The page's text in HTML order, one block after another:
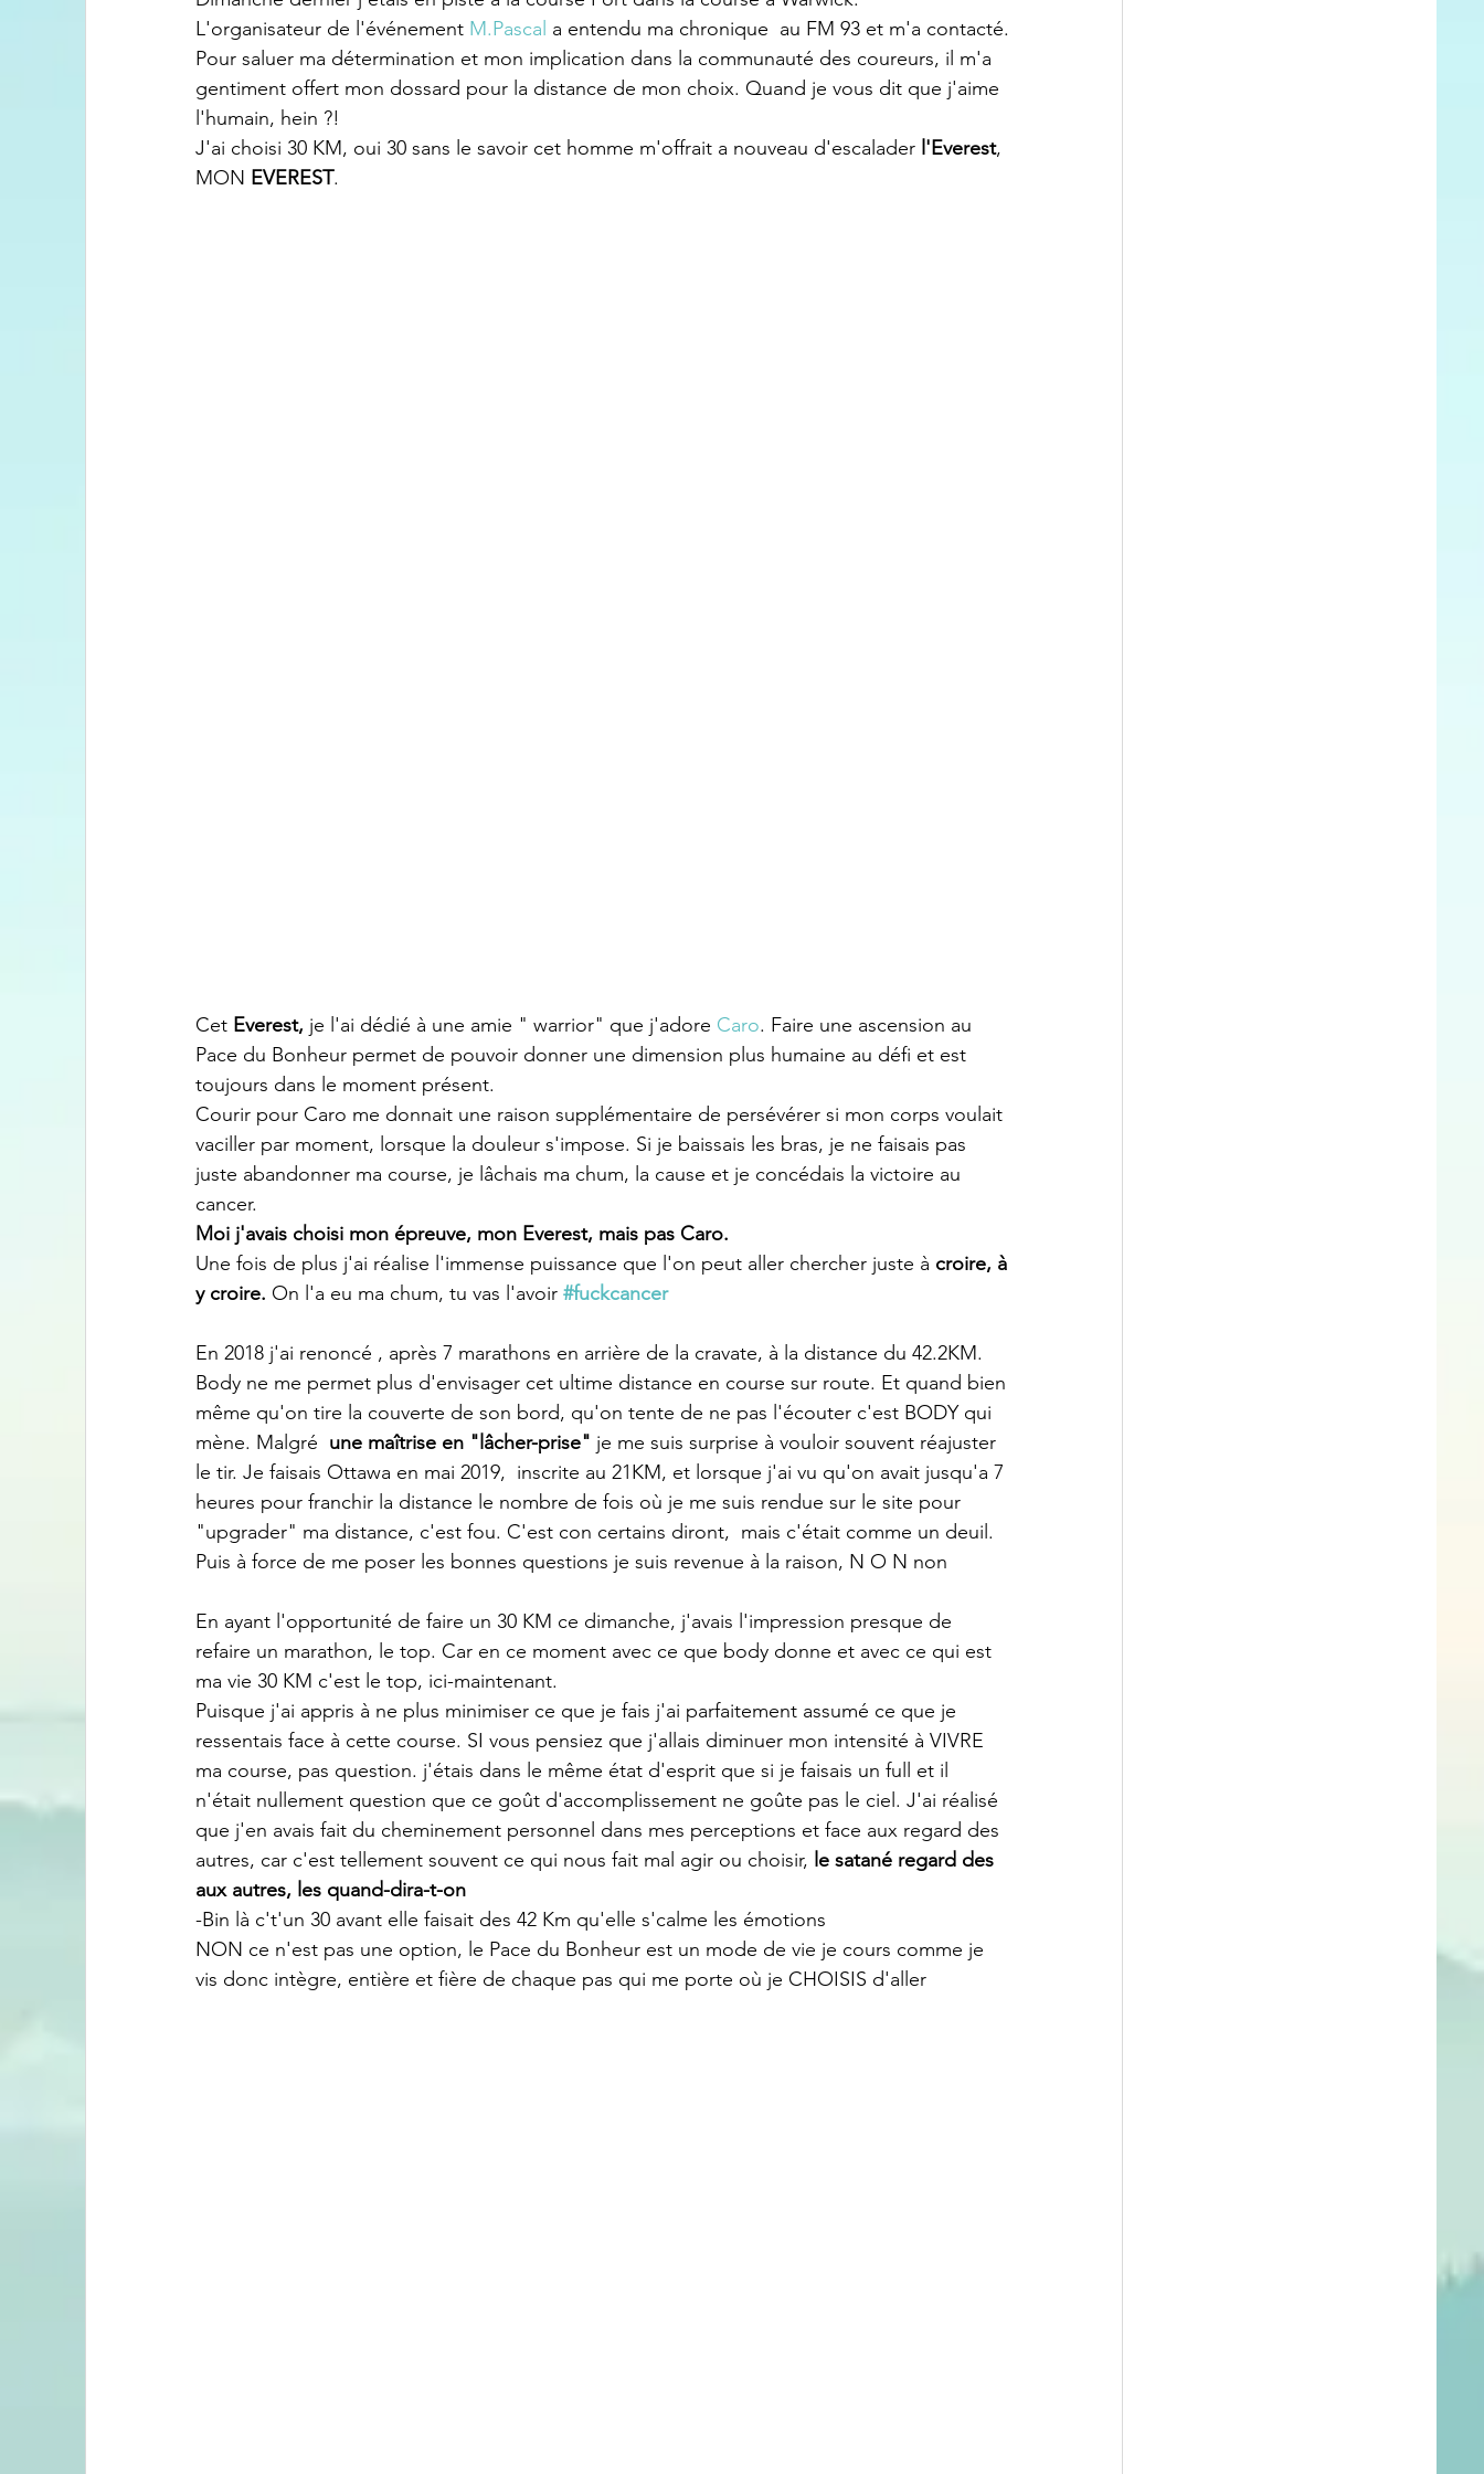
L'organisateur de l'événement M.Pascal a entendu ma chronique  au FM 93 et m'a contacté.
Pour saluer ma détermination et mon implication dans la communauté des coureurs, il m'a
gentiment offert mon dossard pour la distance de mon choix. Quand je vous dit que j'aime
l'humain, hein ?!
J'ai choisi 30 KM, oui 30 sans le savoir cet homme m'offrait a nouveau d'escalader l'Everest,
MON EVEREST.
Cet Everest, je l'ai dédié à une amie " warrior" que j'adore Caro. Faire une ascension au
Pace du Bonheur permet de pouvoir donner une dimension plus humaine au défi et est
toujours dans le moment présent.
Courir pour Caro me donnait une raison supplémentaire de persévérer si mon corps voulait
vaciller par moment, lorsque la douleur s'impose. Si je baissais les bras, je ne faisais pas
juste abandonner ma course, je lâchais ma chum, la cause et je concédais la victoire au
cancer.
Moi j'avais choisi mon épreuve, mon Everest, mais pas Caro.
Une fois de plus j'ai réalise l'immense puissance que l'on peut aller chercher juste à croire, à
y croire. On l'a eu ma chum, tu vas l'avoir #fuckcancer
En 2018 j'ai renoncé , après 7 marathons en arrière de la cravate, à la distance du 42.2KM.
Body ne me permet plus d'envisager cet ultime distance en course sur route. Et quand bien
même qu'on tire la couverte de son bord, qu'on tente de ne pas l'écouter c'est BODY qui
mène. Malgré une maîtrise en "lâcher-prise" je me suis surprise à vouloir souvent réajuster
le tir. Je faisais Ottawa en mai 2019,  inscrite au 21KM, et lorsque j'ai vu qu'on avait jusqu'a 7
heures pour franchir la distance le nombre de fois où je me suis rendue sur le site pour
"upgrader" ma distance, c'est fou. C'est con certains diront,  mais c'était comme un deuil.
Puis à force de me poser les bonnes questions je suis revenue à la raison, N O N non
En ayant l'opportunité de faire un 30 KM ce dimanche, j'avais l'impression presque de
refaire un marathon, le top. Car en ce moment avec ce que body donne et avec ce qui est
ma vie 30 KM c'est le top, ici-maintenant.
Puisque j'ai appris à ne plus minimiser ce que je fais j'ai parfaitement assumé ce que je
ressentais face à cette course. SI vous pensiez que j'allais diminuer mon intensité à VIVRE
ma course, pas question. j'étais dans le même état d'esprit que si je faisais un full et il
n'était nullement question que ce goût d'accomplissement ne goûte pas le ciel. J'ai réalisé
que j'en avais fait du cheminement personnel dans mes perceptions et face aux regard des
autres, car c'est tellement souvent ce qui nous fait mal agir ou choisir, le satané regard des
aux autres, les quand-dira-t-on
-Bin là c't'un 30 avant elle faisait des 42 Km qu'elle s'calme les émotions
NON ce n'est pas une option, le Pace du Bonheur est un mode de vie je cours comme je
vis donc intègre, entière et fière de chaque pas qui me porte où je CHOISIS d'aller